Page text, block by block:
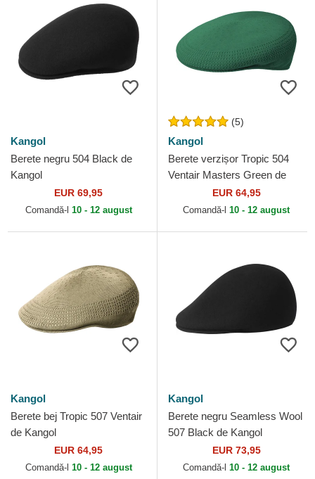
Kangol
Berete negru 504 Black de
Kangol
EUR 69,95
Comandă-l 10 - 12 august
(5)
Kangol
Berete verzișor Tropic 504
Ventair Masters Green de
EUR 64,95
Comandă-l 10 - 12 august
Kangol
Berete bej Tropic 507 Ventair
de Kangol
EUR 64,95
Comandă-l 10 - 12 august
Kangol
Berete negru Seamless Wool
507 Black de Kangol
EUR 73,95
Comandă-l 10 - 12 august